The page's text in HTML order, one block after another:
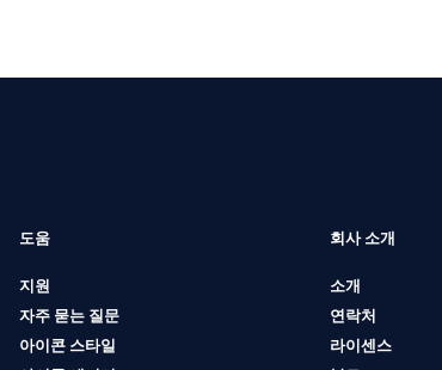
도움
지원
자주 묻는 질문
아이콘 스타일
회사 소개
소개
연락처
라이센스